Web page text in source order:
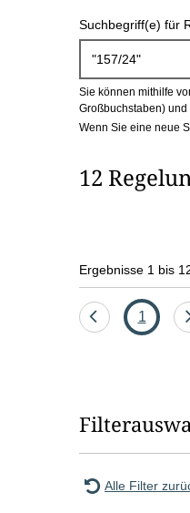
u
c
h
b
x
Suchbegriff(e) für
Sie können mithilfe
Großbuchstaben)
Wenn Sie eine neue
12
Ergebnisse 1 bis
Eine
Seite
1
Alle Filter